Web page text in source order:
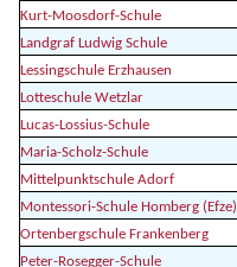
Kurt-Moosdorf-Schule
Landgraf Ludwig Schule
Lessingschule Erzhausen
Lotteschule Wetzlar
Lucas-Lossius-Schule
Maria-Scholz-Schule
Mittelpunktschule Adorf
Montessori-Schule Homberg (Efze)
Ortenbergschule Frankenberg
Peter-Rosegger-Schule